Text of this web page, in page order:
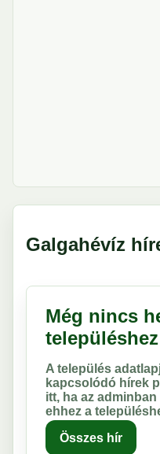
Galgahévíz
Még nincs
településhez
A település
kapcsolódó hírek
itt, ha az
ehhez a
Összes hír